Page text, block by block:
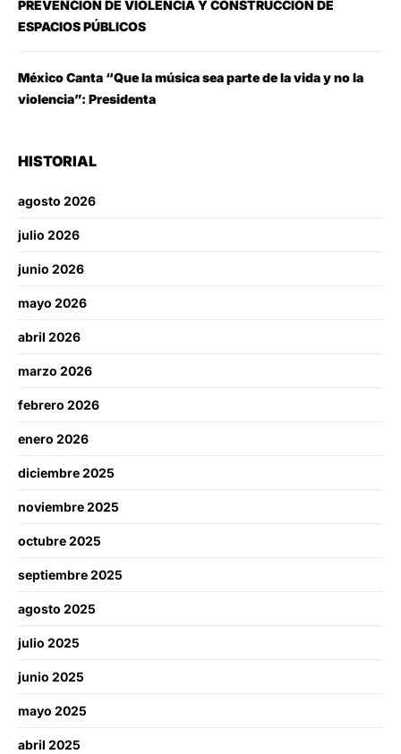
PREVENCIÓN DE VIOLENCIA Y CONSTRUCCIÓN DE
ESPACIOS PÚBLICOS
México Canta “Que la música sea parte de la vida y no la
violencia”: Presidenta
HISTORIAL
agosto 2026
julio 2026
junio 2026
mayo 2026
abril 2026
marzo 2026
febrero 2026
enero 2026
diciembre 2025
noviembre 2025
octubre 2025
septiembre 2025
agosto 2025
julio 2025
junio 2025
mayo 2025
abril 2025